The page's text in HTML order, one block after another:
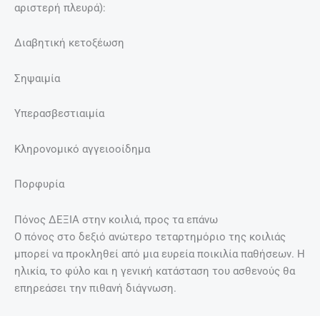
αριστερή πλευρά):
Διαβητική κετοξέωση
Σηψαιμία
Υπερασβεστιαιμία
Κληρονομικό αγγειοοίδημα
Πορφυρία
Πόνος ΔΕΞΙΑ στην κοιλιά, προς τα επάνω
Ο πόνος στο δεξιό ανώτερο τεταρτημόριο της κοιλιάς
μπορεί να προκληθεί από μια ευρεία ποικιλία παθήσεων. Η
ηλικία, το φύλο και η γενική κατάσταση του ασθενούς θα
επηρεάσει την πιθανή διάγνωση.